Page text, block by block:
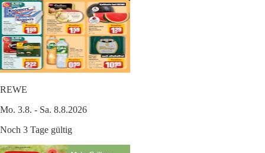
REWE
Mo. 3.8. - Sa. 8.8.2026
Noch 3 Tage gültig